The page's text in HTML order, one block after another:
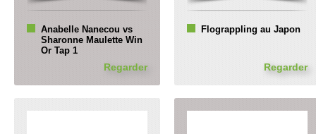
Anabelle Nanecou vs
Sharonne Maulette Win
Or Tap 1
Regarder
Flograppling au Japon
Regarder